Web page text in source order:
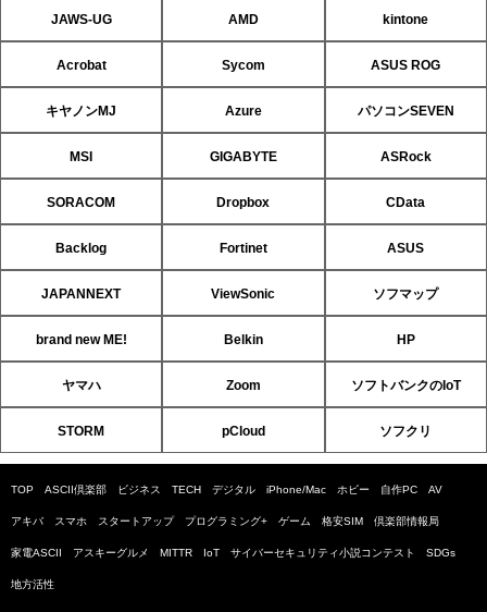
JAWS-UG AMD kintone
Acrobat Sycom ASUS ROG
キヤノンMJ Azure パソコンSEVEN
MSI GIGABYTE ASRock
SORACOM Dropbox CData
Backlog Fortinet ASUS
JAPANNEXT ViewSonic ソフマップ
brand new ME! Belkin HP
ヤマハ Zoom ソフトバンクのIoT
STORM pCloud ソフクリ
TOP ASCII倶楽部 ビジネス TECH デジタル iPhone/Mac ホビー 自作PC AV
アキバ スマホ スタートアップ プログラミング+ ゲーム 格安SIM 倶楽部情報局
家電ASCII アスキーグルメ MITTR IoT サイバーセキュリティ小説コンテスト SDGs
地方活性